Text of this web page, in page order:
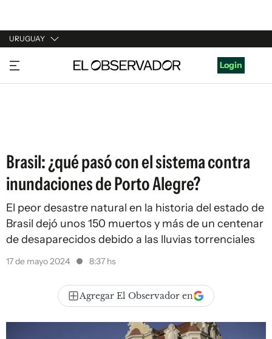
URUGUAY
URUGUAY
ARGENTINA
Login
Brasil: ¿qué pasó con el sistema contra
inundaciones de Porto Alegre?
El peor desastre natural en la historia del estado de
Brasil dejó unos 150 muertos y más de un centenar
de desaparecidos debido a las lluvias torrenciales
17 de mayo 2024 8:37 hs
Agregar El Observador en